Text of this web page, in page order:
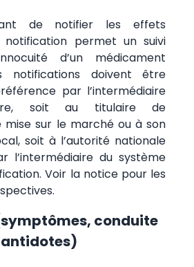
de notifier les effets
notification permet un suivi
d’un médicament
notifications doivent être
par l’intermédiaire
soit au titulaire de
mise sur le marché ou à son
soit à l’autorité nationale
l’intermédiaire du système
Voir la notice pour les
conduite
antidotes)